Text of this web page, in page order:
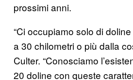
prossimi anni.
“Ci occupiamo solo di
a 30 chilometri o più dalla
Culter. “Conosciamo
20 doline con queste